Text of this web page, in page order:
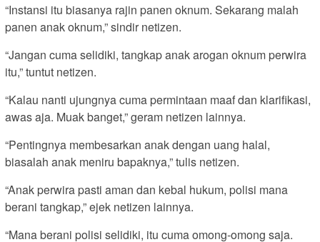
“Instansi itu biasanya rajin panen oknum. Sekarang malah
panen anak oknum,” sindir netizen.
“Jangan cuma selidiki, tangkap anak arogan oknum perwira
itu,” tuntut netizen.
“Kalau nanti ujungnya cuma permintaan maaf dan klarifikasi,
awas aja. Muak banget,” geram netizen lainnya.
“Pentingnya membesarkan anak dengan uang halal,
biasalah anak meniru bapaknya,” tulis netizen.
“Anak perwira pasti aman dan kebal hukum, polisi mana
berani tangkap,” ejek netizen lainnya.
“Mana berani polisi selidiki, itu cuma omong-omong saja.